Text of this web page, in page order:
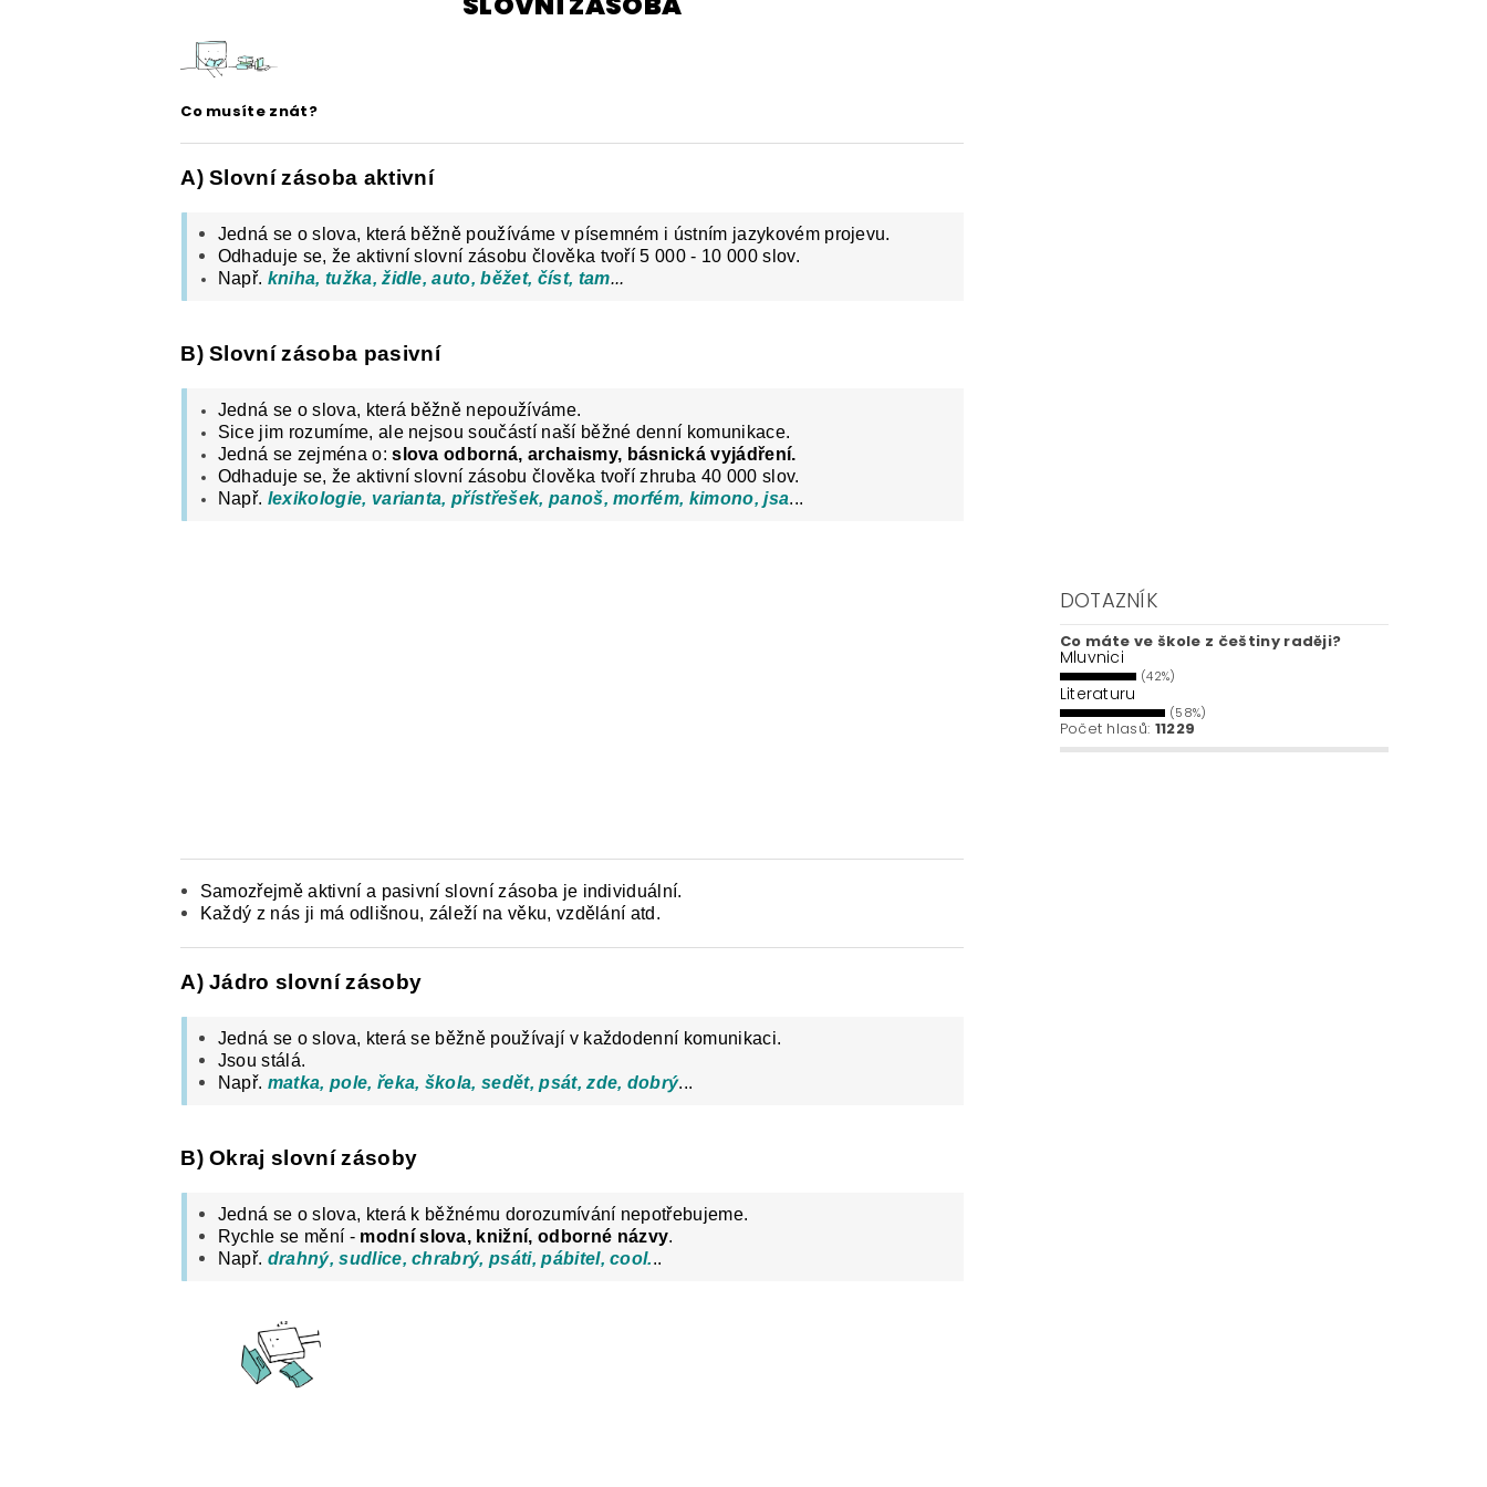
ČESKÝ JAZYK PRO STŘEDNÍ ŠKOLY
O NAŠICH STRÁNKÁCH
Co musíte znát?
A) Slovní zásoba aktivní
Jedná se o slova, která běžně používáme v písemném i ústním jazykovém projevu.
Odhaduje se, že aktivní slovní zásobu člověka tvoří 5 000 - 10 000 slov.
Např. kniha, tužka, židle, auto, běžet, číst, tam...
B) Slovní zásoba pasivní
Jedná se o slova, která běžně nepoužíváme.
Sice jim rozumíme, ale nejsou součástí naší běžné denní komunikace.
Jedná se zejména o:slova odborná, archaismy, básnická vyjádření.
Odhaduje se, že aktivní slovní zásobu člověka tvoří zhruba 40 000 slov.
Např. lexikologie, varianta, přístřešek, panoš, morfém, kimono, jsa...
Samozřejmě aktivní a pasivní slovní zásoba je individuální.
Každý z nás ji má odlišnou, záleží na věku, vzdělání atd.
A) Jádro slovní zásoby
Jedná se o slova, která se běžně používají v každodenní komunikaci.
Jsou stálá.
Např. matka, pole, řeka, škola, sedět, psát, zde, dobrý...
B) Okraj slovní zásoby
Jedná se o slova, která k běžnému dorozumívání nepotřebujeme.
Rychle se mění - modní slova, knižní, odborné názvy.
Např. drahný, sudlice, chrabrý, psáti, pábitel, cool...
DOTAZNÍK
Co máte ve škole z češtiny raději?
Mluvnici
(42%)
Literaturu
(58%)
Počet hlasů: 11229